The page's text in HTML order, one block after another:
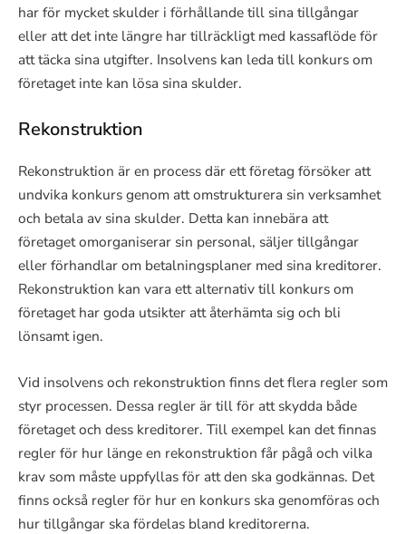
har för mycket skulder i förhållande till sina tillgångar
eller att det inte längre har tillräckligt med kassaflöde för
att täcka sina utgifter. Insolvens kan leda till konkurs om
företaget inte kan lösa sina skulder.
Rekonstruktion
Rekonstruktion är en process där ett företag försöker att
undvika konkurs genom att omstrukturera sin verksamhet
och betala av sina skulder. Detta kan innebära att
företaget omorganiserar sin personal, säljer tillgångar
eller förhandlar om betalningsplaner med sina kreditorer.
Rekonstruktion kan vara ett alternativ till konkurs om
företaget har goda utsikter att återhämta sig och bli
lönsamt igen.
Vid insolvens och rekonstruktion finns det flera regler som
styr processen. Dessa regler är till för att skydda både
företaget och dess kreditorer. Till exempel kan det finnas
regler för hur länge en rekonstruktion får pågå och vilka
krav som måste uppfyllas för att den ska godkännas. Det
finns också regler för hur en konkurs ska genomföras och
hur tillgångar ska fördelas bland kreditorerna.